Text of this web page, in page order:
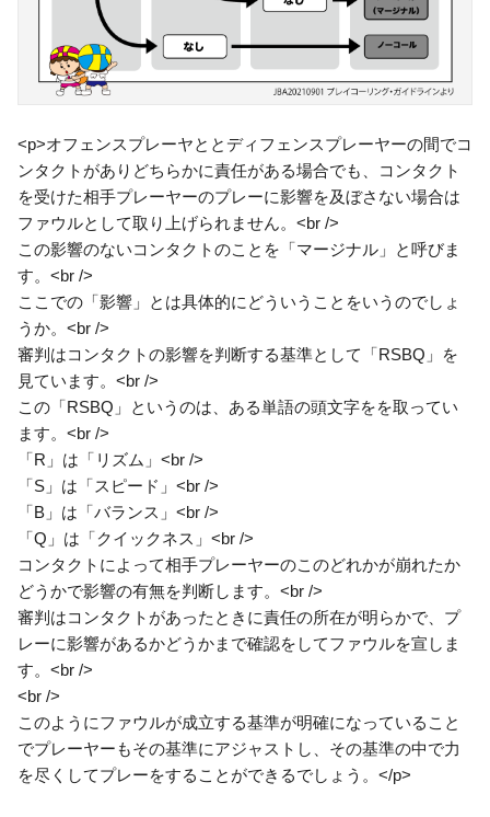
<p>オフェンスプレーヤととディフェンスプレーヤーの間でコ
ンタクトがありどちらかに責任がある場合でも、コンタクト
を受けた相手プレーヤーのプレーに影響を及ぼさない場合は
ファウルとして取り上げられません。<br />
この影響のないコンタクトのことを「マージナル」と呼びま
す。<br />
ここでの「影響」とは具体的にどういうことをいうのでしょ
うか。<br />
審判はコンタクトの影響を判断する基準として「RSBQ」を
見ています。<br />
この「RSBQ」というのは、ある単語の頭文字をを取ってい
ます。<br />
「R」は「リズム」<br />
「S」は「スピード」<br />
「B」は「バランス」<br />
「Q」は「クイックネス」<br />
コンタクトによって相手プレーヤーのこのどれかが崩れたか
どうかで影響の有無を判断します。<br />
審判はコンタクトがあったときに責任の所在が明らかで、プ
レーに影響があるかどうかまで確認をしてファウルを宣しま
す。<br />
<br />
このようにファウルが成立する基準が明確になっていること
でプレーヤーもその基準にアジャストし、その基準の中で力
を尽くしてプレーをすることができるでしょう。</p>